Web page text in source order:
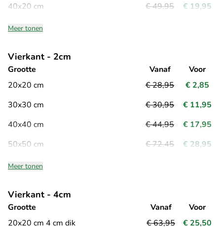
40x20 cm
€ 49,95
€ 19,95
Meer tonen
Vierkant - 2cm
Grootte
20x20 cm
30x30 cm
40x40 cm
50x50 cm
Vanaf
€ 28,95
€ 30,95
€ 44,95
€ 72,45
Voor
€ 2,85
€ 11,95
€ 17,95
€ 28,95
Meer tonen
Vierkant - 4cm
Grootte
20x20 cm 4 cm dik
Vanaf
€ 63,95
Voor
€ 25,50